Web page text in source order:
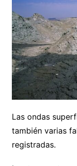
Las ondas
también varias
registradas.